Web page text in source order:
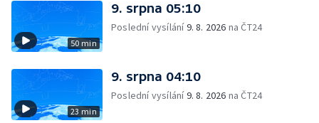
50 min
9. srpna 05:10
Poslední vysílání9. 8. 2026 na ČT24
23 min
9. srpna 04:10
Poslední vysílání9. 8. 2026 na ČT24